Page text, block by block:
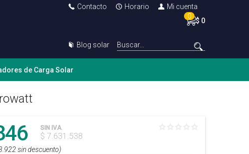
Contacto Horario
Mi cuenta
0
$ 0
Blog solar
de Carga Solar
SIN IVA
$ 7.631.538
sin descuento)